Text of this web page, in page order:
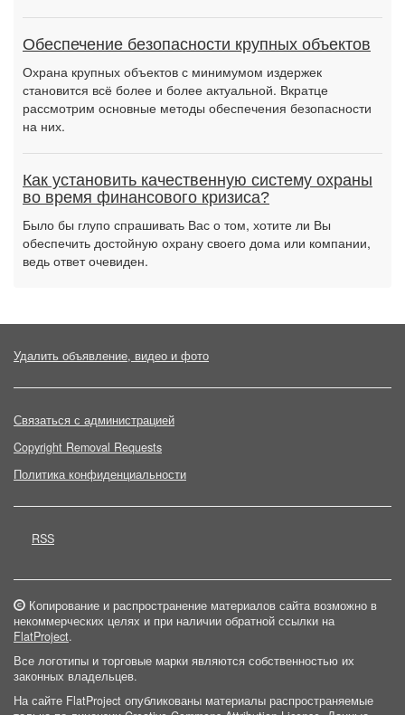
Обеспечение безопасности крупных объектов
Охрана крупных объектов с минимумом издержек
становится всё более и более актуальной. Вкратце
рассмотрим основные методы обеспечения безопасности
на них.
Как установить качественную систему охраны
во время финансового кризиса?
Было бы глупо спрашивать Вас о том, хотите ли Вы
обеспечить достойную охрану своего дома или компании,
ведь ответ очевиден.
Удалить объявление, видео и фото
Связаться с администрацией
Copyright Removal Requests
Политика конфиденциальности
RSS
Копирование и распространение материалов сайта возможно в
некоммерческих целях и при наличии обратной ссылки на
FlatProject.
Все логотипы и торговые марки являются собственностью их
законных владельцев.
На сайте FlatProject опубликованы материалы распространяемые